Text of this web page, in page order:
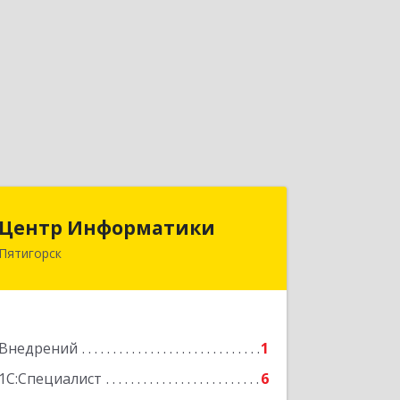
Центр Информатики
Пятигорск
Внедрений
1
1С:Специалист
6
Центр Информатики
357500, Ставропольский край,